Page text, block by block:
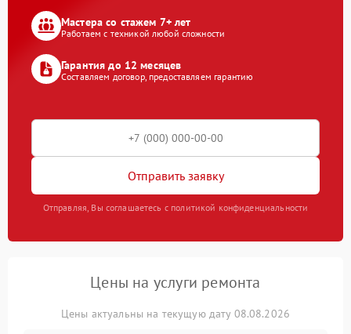
Мастера со стажем 7+ лет
Работаем с техникой любой сложности
Гарантия до 12 месяцев
Составляем договор, предоставляем гарантию
Отправить заявку
Отправляя, Вы соглашаетесь с политикой конфиденциальности
Цены на услуги ремонта
Цены актуальны на текущую дату 08.08.2026